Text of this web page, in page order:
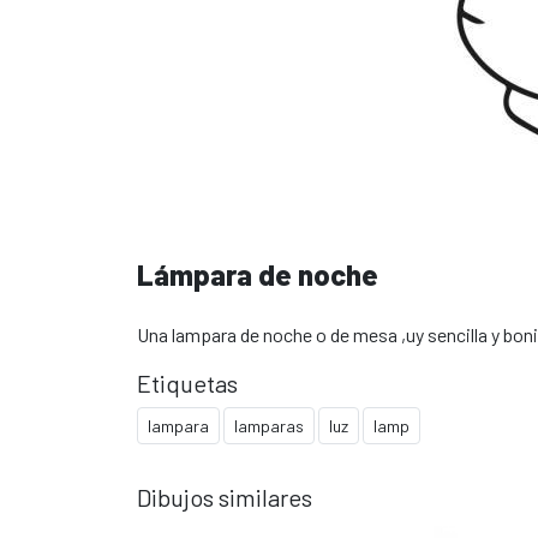
Lámpara de noche
Una lampara de noche o de mesa ,uy sencilla y
Etiquetas
lampara lamparas luz lamp
Dibujos similares